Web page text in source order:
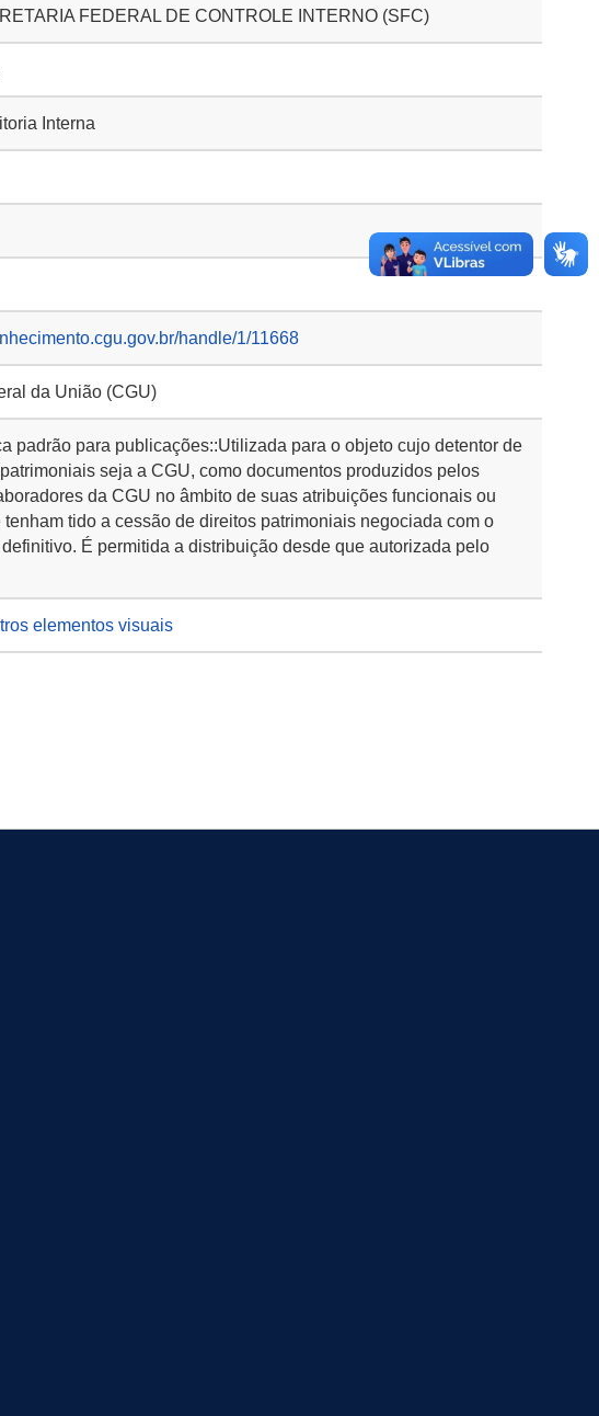
FEDERAL DE CONTROLE INTERNO (SFC)
Interna
handle/1/11668
da União (CGU)
padrão para publicações::Utilizada para o objeto cujo detentor de
seja a CGU, como documentos produzidos pelos
da CGU no âmbito de suas atribuições funcionais ou
tido a cessão de direitos patrimoniais negociada com o
É permitida a distribuição desde que autorizada pelo
elementos visuais